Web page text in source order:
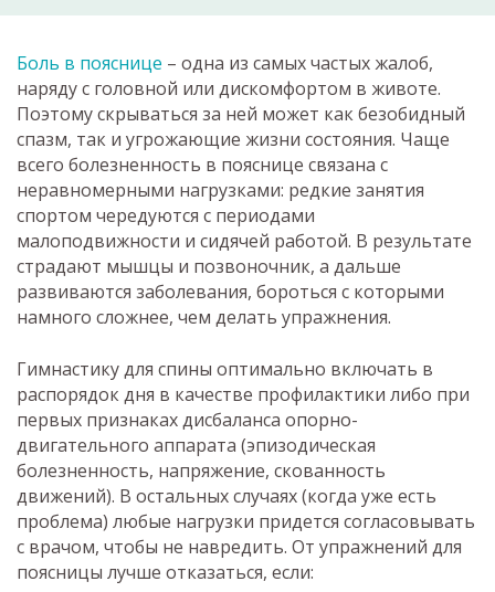
Боль в пояснице – одна из самых частых жалоб,
наряду с головной или дискомфортом в животе.
Поэтому скрываться за ней может как безобидный
спазм, так и угрожающие жизни состояния. Чаще
всего болезненность в пояснице связана с
неравномерными нагрузками: редкие занятия
спортом чередуются с периодами
малоподвижности и сидячей работой. В результате
страдают мышцы и позвоночник, а дальше
развиваются заболевания, бороться с которыми
намного сложнее, чем делать упражнения.
Гимнастику для спины оптимально включать в
распорядок дня в качестве профилактики либо при
первых признаках дисбаланса опорно-
двигательного аппарата (эпизодическая
болезненность, напряжение, скованность
движений). В остальных случаях (когда уже есть
проблема) любые нагрузки придется согласовывать
с врачом, чтобы не навредить. От упражнений для
поясницы лучше отказаться, если: